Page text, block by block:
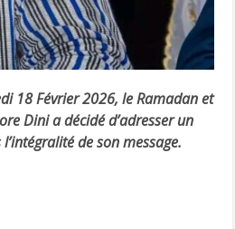
18 Février 2026, le Ramadan et
Dini a décidé d’adresser un
de son message.